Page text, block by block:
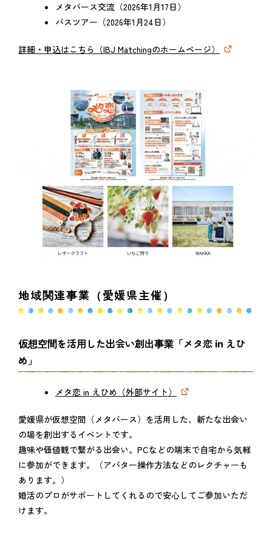
メタバース交流（2026年1月17日）
バスツアー（2026年1月24日）
詳細・申込はこちら（IBJ Matchingのホームページ）
地域関連事業（愛媛県主催）
仮想空間を活用した出会い創出事業「メタ恋 in えひ
め」
メタ恋 in えひめ（外部サイト）
愛媛県が仮想空間（メタバース）を活用した、新たな出会い
の場を創出するイベントです。
趣味や価値観で繋がる出会い。PCなどの端末で自宅から気軽
に参加ができます。（アバター操作方法などのレクチャーも
あります。）
婚活のプロがサポートしてくれるので安心してご参加いただ
けます。